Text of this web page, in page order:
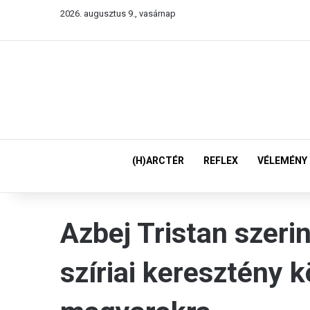
2026. augusztus 9., vasárnap
(H)ARCTÉR REFLEX VÉLEMÉNY
Azbej Tristan
szíriai keresztény